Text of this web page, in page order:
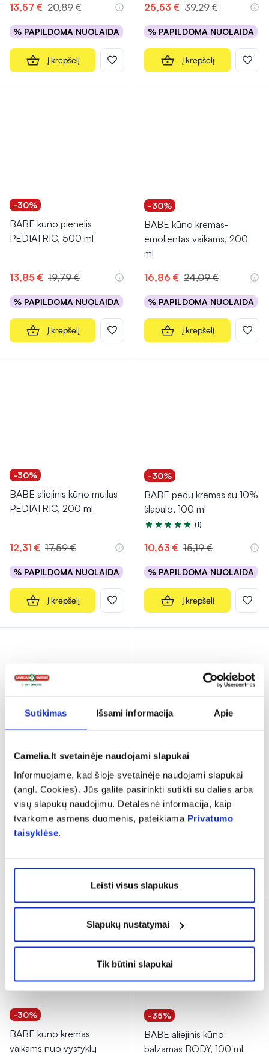
Sutikimas Išsami informacija Apie
Camelia.lt svetainėje naudojami slapukai
Informuojame, kad šioje svetainėje naudojami slapukai
(angl. Cookies). Jūs galite pasirinkti sutikti su dalies arba
visų slapukų naudojimu. Detalesnė informacija, kaip
tvarkome asmens duomenis, pateikiama Privatumo
taisyklėse.
Leisti visus slapukus
Slapukų nustatymai
Tik būtini slapukai
13,57 € 20,89 €
% PAPILDOMA NUOLAIDA
Į krepšelį
25,53 € 39,29 €
% PAPILDOMA NUOLAIDA
Į krepšelį
-30%
BABE kūno pienelis
PEDIATRIC, 500 ml
13,85 € 19,79 €
% PAPILDOMA NUOLAIDA
Į krepšelį
-30%
BABE kūno kremas-
emolientas vaikams, 200
ml
16,86 € 24,09 €
% PAPILDOMA NUOLAIDA
Į krepšelį
-30%
BABE aliejinis kūno muilas
PEDIATRIC, 200 ml
12,31 € 17,59 €
% PAPILDOMA NUOLAIDA
Į krepšelį
-30%
BABE pėdų kremas su 10%
šlapalo, 100 ml
Įvertinimas 5.0 iš 5
(1)
10,63 € 15,19 €
% PAPILDOMA NUOLAIDA
Į krepšelį
BABE rankų kremas BODY,
50 ml
Įvertinimas 5.0 iš 5
(1)
6,10 € 9,39 €
% PAPILDOMA NUOLAIDA
Į krepšelį
BABE kūno losjonas su
10% šlapalo BODY, 100 ml
5,12 € 7,89 €
Į krepšelį
-30%
BABE kūno kremas
vaikams nuo vystyklų
-35%
BABE aliejinis kūno
balzamas BODY, 100 ml